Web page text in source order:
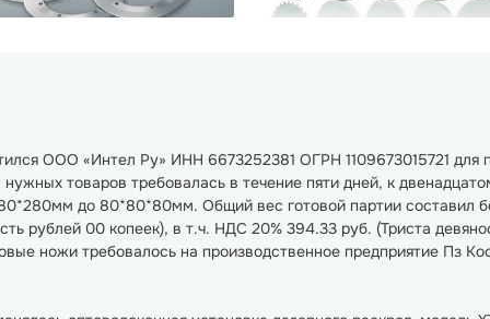
ООО «Интел Ру» ИНН 6673252381 ОГРН 1109673015721 для
товаров требовалась в течение пяти дней, к
до 80*80*80мм. Общий вес готовой партии составил
рублей 00 копеек), в т.ч. НДС 20% 394.33 руб. (Триста
ножи требовалось на производственное предприятие Пз